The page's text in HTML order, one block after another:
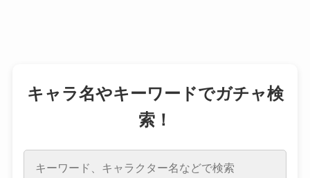
キャラ名やキーワードでガチャ検
索！